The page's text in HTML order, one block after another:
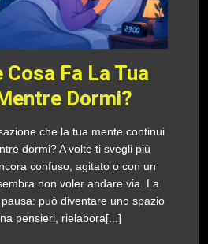
Cosa Fa La Tua
Dormi?
che la tua mente continui
dormi? A volte ti svegli più
confuso, agitato o con un
non voler andare via. La
può diventare uno spazio
pensieri, rielabora[...]